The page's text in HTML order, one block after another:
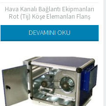
Hava Kanalı Bağlantı Ekipmanları
Rot (Tij) Köşe Elemanları Flanş
Profili G Klips Z ve L Askı Elemanları
U – L...
DEVAMINI OKU